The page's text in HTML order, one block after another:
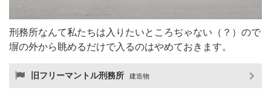
刑務所なんて私たちは入りたいところぢゃない（？）ので
塀の外から眺めるだけで入るのはやめておきます。
旧フリーマントル刑務所 建造物